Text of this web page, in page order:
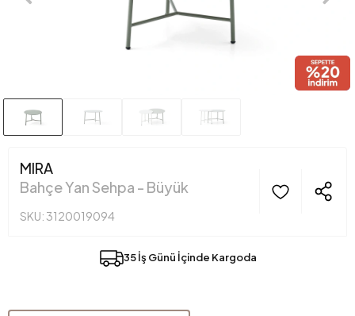
MIRA
Bahçe Yan Sehpa - Büyük
SKU: 3120019094
35 İş Günü İçinde Kargoda